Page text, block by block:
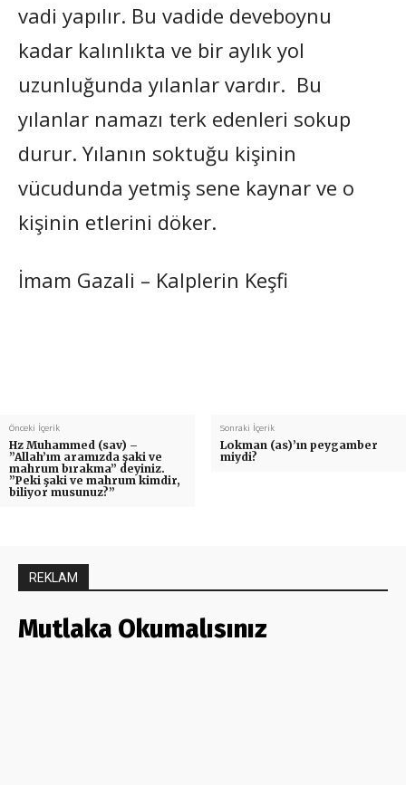
vadi yapılır. Bu vadide deveboynu
kadar kalınlıkta ve bir aylık yol
uzunluğunda yılanlar vardır. Bu
yılanlar namazı terk edenleri sokup
durur. Yılanın soktuğu kişinin
vücudunda yetmiş sene kaynar ve o
kişinin etlerini döker.
İmam Gazali – Kalplerin Keşfi
Önceki İçerik
Hz Muhammed (sav) –
”Allah’ım aramızda şaki ve
mahrum bırakma” deyiniz.
”Peki şaki ve mahrum kimdir,
biliyor musunuz?”
Sonraki İçerik
Lokman (as)’ın peygamber
miydi?
REKLAM
Mutlaka Okumalısınız